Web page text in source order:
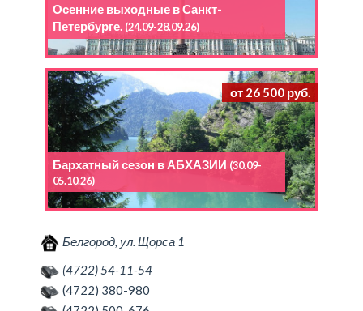
Осенние выходные в Санкт-
Петербурге. (24.09-28.09.26)
от 26 500 руб.
Бархатный сезон в АБХАЗИИ (30.09-
05.10.26)
Белгород, ул. Щорса 1
(4722) 54-11-54
(4722) 380-980